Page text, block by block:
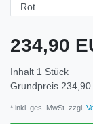
234,90
Inhalt 1 Stück
Grundpreis 234,90
* inkl. ges. MwSt. zzgl.